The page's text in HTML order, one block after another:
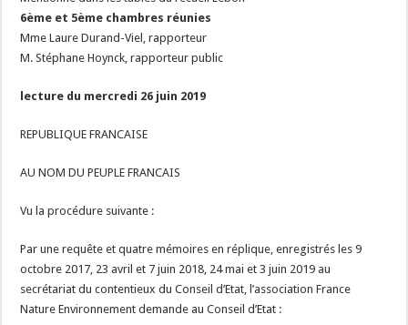
6ème et 5ème chambres réunies
Mme Laure Durand-Viel, rapporteur
M. Stéphane Hoynck, rapporteur public
lecture du mercredi 26 juin 2019
REPUBLIQUE FRANCAISE
AU NOM DU PEUPLE FRANCAIS
Vu la procédure suivante :
Par une requête et quatre mémoires en réplique, enregistrés les 9
octobre 2017, 23 avril et 7 juin 2018, 24 mai et 3 juin 2019 au
secrétariat du contentieux du Conseil d’Etat, l’association France
Nature Environnement demande au Conseil d’Etat :